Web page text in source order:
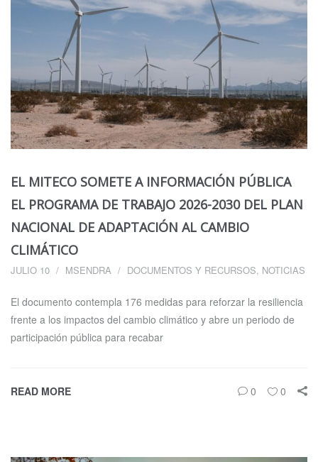
EL MITECO SOMETE A INFORMACIÓN PÚBLICA
EL PROGRAMA DE TRABAJO 2026-2030 DEL PLAN
NACIONAL DE ADAPTACIÓN AL CAMBIO
CLIMÁTICO
JULIO 10 MSENDRA DOCUMENTOS Y RECURSOS, NOTICIAS
El documento contempla 176 medidas para reforzar la resiliencia
frente a los impactos del cambio climático y abre un periodo de
participación pública para recabar
READ MORE 0 0